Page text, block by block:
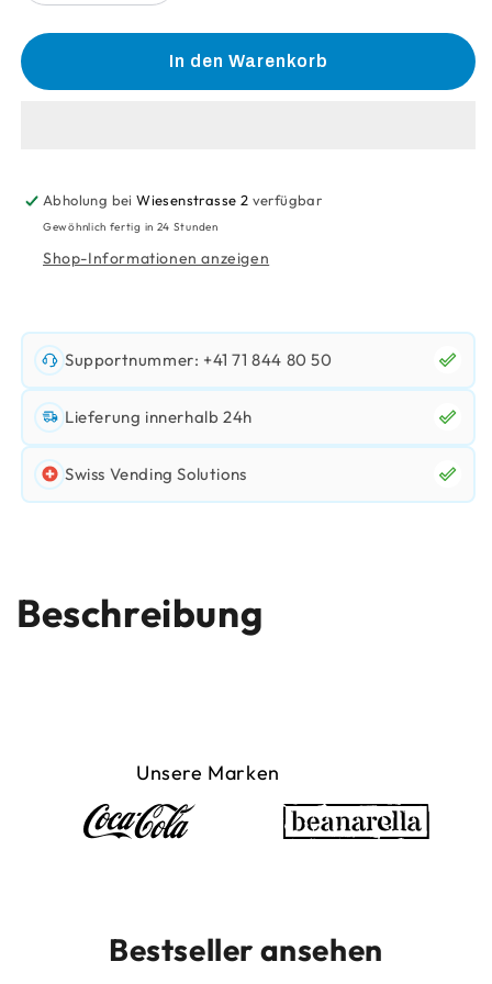
die
Menge
die
Menge
fürIn den Warenkorb
Abholung beiWiesenstrasse 2 verfügbar
Gewöhnlich fertig in 24 Stunden
Shop-Informationen anzeigen
Supportnummer: +41 71 844 80 50
Lieferung innerhalb 24h
Swiss Vending Solutions
Beschreibung
Unsere Marken
Bestseller ansehen